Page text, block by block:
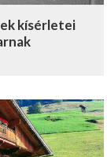
kísérletei